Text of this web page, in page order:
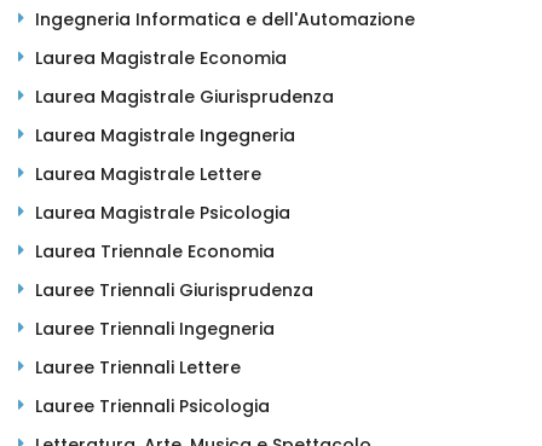
Ingegneria Informatica e dell'Automazione
Laurea Magistrale Economia
Laurea Magistrale Giurisprudenza
Laurea Magistrale Ingegneria
Laurea Magistrale Lettere
Laurea Magistrale Psicologia
Laurea Triennale Economia
Lauree Triennali Giurisprudenza
Lauree Triennali Ingegneria
Lauree Triennali Lettere
Lauree Triennali Psicologia